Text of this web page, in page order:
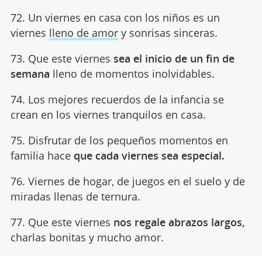
72. Un viernes en casa con los niños es un
viernes lleno de amory sonrisas sinceras.
73. Que este viernes sea el inicio de un fin de
semana lleno de momentos inolvidables.
74. Los mejores recuerdos de la infancia se
crean en los viernes tranquilos en casa.
75. Disfrutar de los pequeños momentos en
familia hace que cada viernes sea especial.
76. Viernes de hogar, de juegos en el suelo y de
miradas llenas de ternura.
77. Que este viernes nos regale abrazos largos,
charlas bonitas y mucho amor.